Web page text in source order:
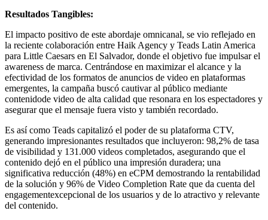
Resultados Tangibles:
El impacto positivo de este abordaje omnicanal, se vio reflejado en
la reciente colaboración entre Haik Agency y Teads Latin America
para Little Caesars en El Salvador, donde el objetivo fue impulsar el
awareness de marca. Centrándose en maximizar el alcance y la
efectividad de los formatos de anuncios de video en plataformas
emergentes, la campaña buscó cautivar al público mediante
contenidode video de alta calidad que resonara en los espectadores y
asegurar que el mensaje fuera visto y también recordado.
Es así como Teads capitalizó el poder de su plataforma CTV,
generando impresionantes resultados que incluyeron: 98,2% de tasa
de visibilidad y 131.000 videos completados, asegurando que el
contenido dejó en el público una impresión duradera; una
significativa reducción (48%) en eCPM demostrando la rentabilidad
de la solución y 96% de Video Completion Rate que da cuenta del
engagementexcepcional de los usuarios y de lo atractivo y relevante
del contenido.